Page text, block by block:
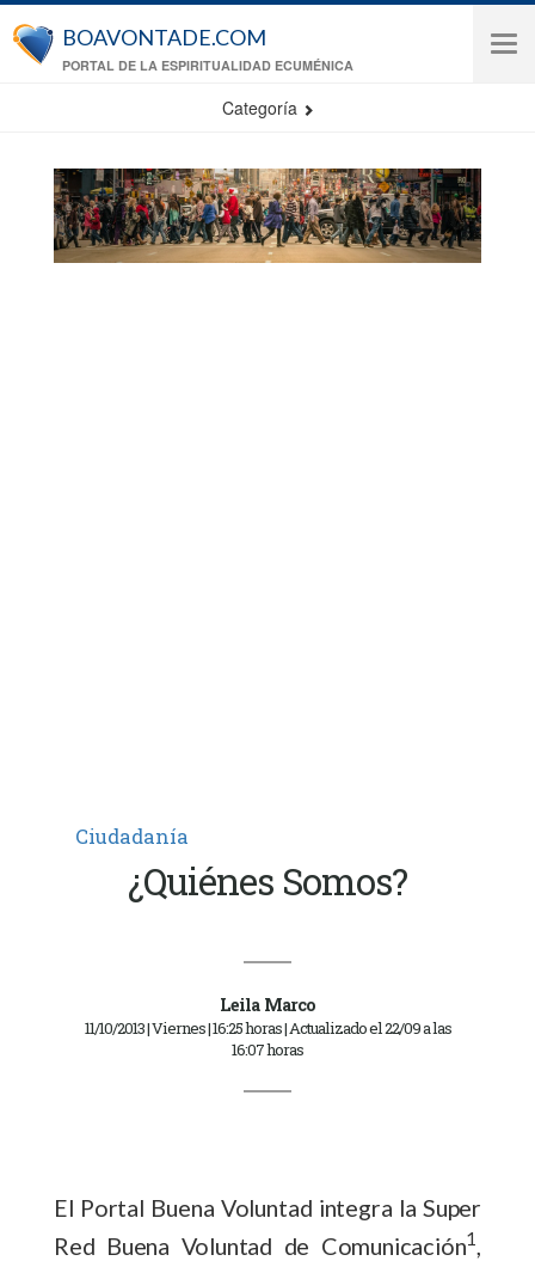
Pasar al contenido principal
BOAVONTADE.COM
PORTAL DE LA ESPIRITUALIDAD ECUMÉNICA
Categoría
Ciudadanía
¿Quiénes Somos?
Leila Marco
11/10/2013 | Viernes | 16:25 horas | Actualizado el 22/09 a las
16:07 horas
El Portal Buena Voluntad integra la Super
Red Buena Voluntad de Comunicación1